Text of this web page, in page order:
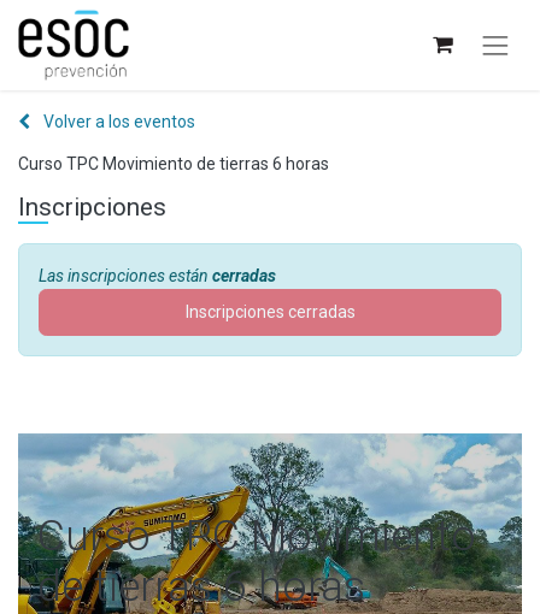
Volver a los eventos
Curso TPC Movimiento de tierras 6 horas
Inscripciones
Las inscripciones están cerradas
Inscripciones cerradas
Curso TPC Movimiento
de tierras 6 horas